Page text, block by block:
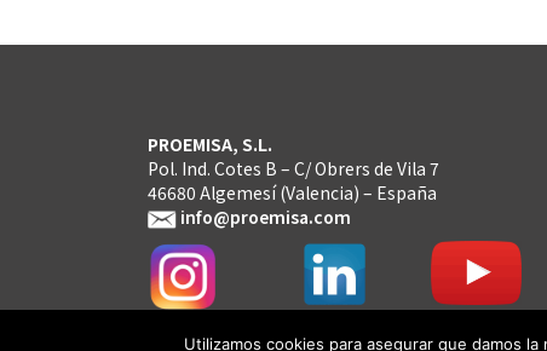
PROEMISA, S.L.
Pol. Ind. Cotes B – C/ Obrers de Vila 7
46680 Algemesí (Valencia) – España
info@proemisa.com
Utilizamos cookies para asegurar que damos